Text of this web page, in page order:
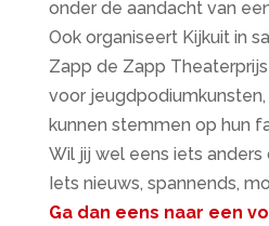
onder de aandacht van
Ook organiseert Kijkuit in
Zapp de Zapp
voor
kunnen stemmen op hun
Wil jij wel eens iets
Iets nieuws, spannends,
Ga dan eens naar een